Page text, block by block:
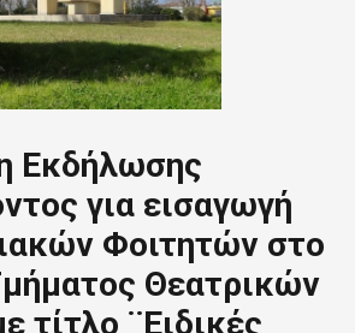
Εκδήλωσης
για εισαγωγή
Φοιτητών στο
Θεατρικών
τίτλο ¨Ειδικές